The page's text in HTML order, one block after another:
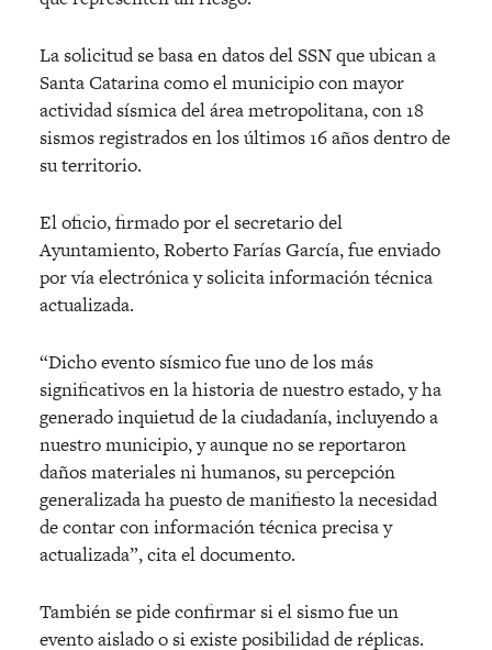
La solicitud se basa en datos del SSN que ubican a
Santa Catarina como el municipio con mayor
actividad sísmica del área metropolitana, con 18
sismos registrados en los últimos 16 años dentro de
su territorio.
El oficio, firmado por el secretario del
Ayuntamiento, Roberto Farías García, fue enviado
por vía electrónica y solicita información técnica
actualizada.
“Dicho evento sísmico fue uno de los más
significativos en la historia de nuestro estado, y ha
generado inquietud de la ciudadanía, incluyendo a
nuestro municipio, y aunque no se reportaron
daños materiales ni humanos, su percepción
generalizada ha puesto de manifiesto la necesidad
de contar con información técnica precisa y
actualizada”, cita el documento.
También se pide confirmar si el sismo fue un
evento aislado o si existe posibilidad de réplicas.